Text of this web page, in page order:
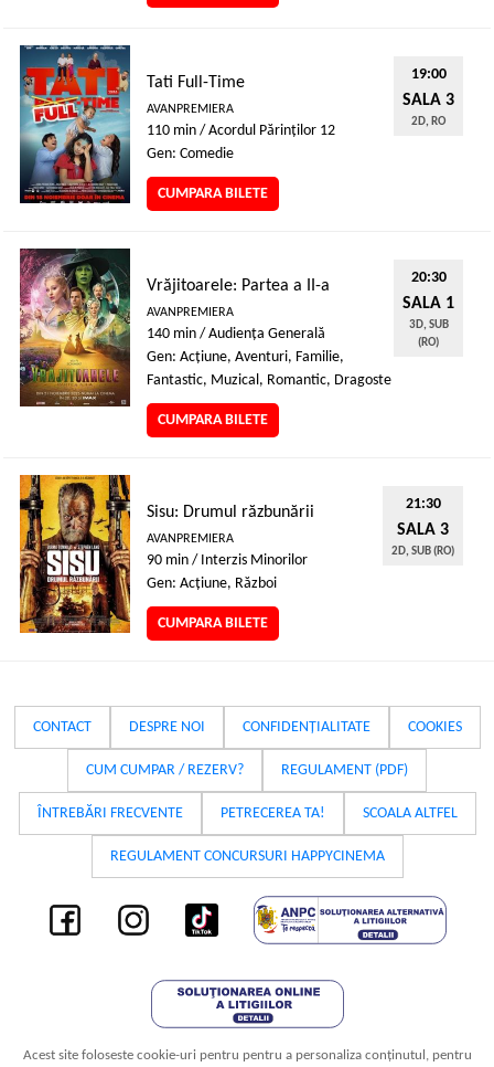
Tati Full-Time
AVANPREMIERA
110 min / Acordul Părinţilor 12
Gen: Comedie
CUMPARA BILETE
19:00
SALA 3
2D, RO
Vrăjitoarele: Partea a II-a
AVANPREMIERA
140 min / Audienţa Generală
Gen: Acţiune, Aventuri, Familie,
Fantastic, Muzical, Romantic, Dragoste
CUMPARA BILETE
20:30
SALA 1
3D, SUB
(RO)
Sisu: Drumul răzbunării
AVANPREMIERA
90 min / Interzis Minorilor
Gen: Acţiune, Război
CUMPARA BILETE
21:30
SALA 3
2D, SUB (RO)
CONTACT DESPRE NOI CONFIDENȚIALITATE COOKIES
CUM CUMPAR / REZERV? REGULAMENT (PDF)
ÎNTREBĂRI FRECVENTE PETRECEREA TA! SCOALA ALTFEL
REGULAMENT CONCURSURI HAPPYCINEMA
Acest site foloseste cookie-uri pentru pentru a personaliza conținutul, pentru